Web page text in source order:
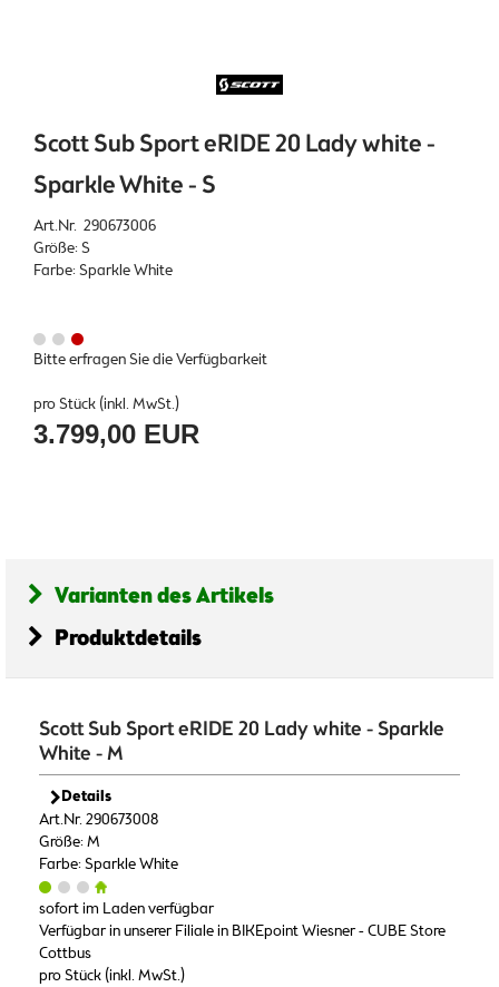
Scott Sub Sport eRIDE 20 Lady white -
Sparkle White - S
Art.Nr. 290673006
Größe: S
Farbe: Sparkle White
Bitte erfragen Sie die Verfügbarkeit
pro Stück (inkl. MwSt.)
3.799,00 EUR
Varianten des Artikels
Produktdetails
Scott Sub Sport eRIDE 20 Lady white - Sparkle
White - M
Details
Art.Nr. 290673008
Größe: M
Farbe: Sparkle White
sofort im Laden verfügbar
Verfügbar in unserer Filiale in BIKEpoint Wiesner - CUBE Store
Cottbus
pro Stück (inkl. MwSt.)